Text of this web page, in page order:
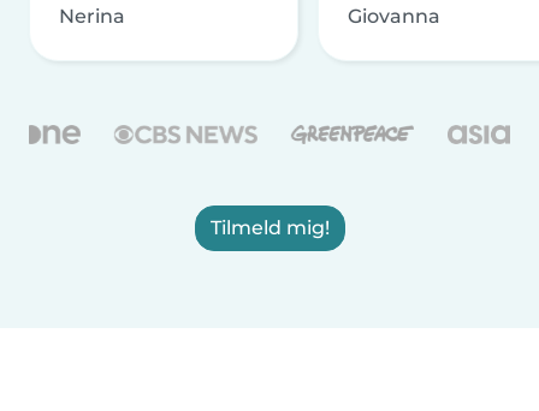
Nerina Giovanna
Tilmeld mig!